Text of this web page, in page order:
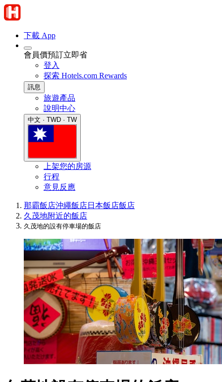
下載 App
會員價預訂立即省
登入
探索 Hotels.com Rewards
訊息
旅遊產品
說明中心
中文 · TWD · TW
上架您的房源
行程
意見反應
那霸飯店沖繩飯店日本飯店飯店
久茂地附近的飯店
久茂地的設有停車場的飯店